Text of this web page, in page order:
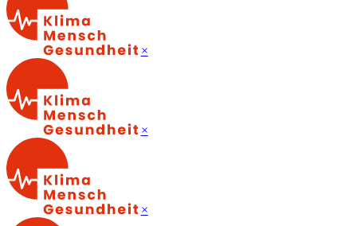
×
×
×